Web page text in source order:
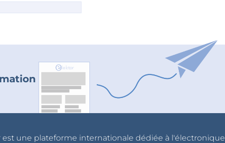
est une plateforme internationale dédiée à l'électronique